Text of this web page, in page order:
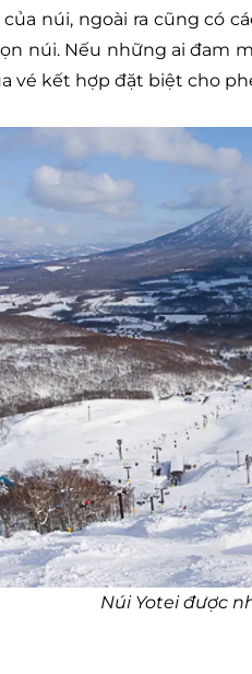
núi, ngoài ra cũng có
núi. Nếu những ai đam
vé kết hợp đặt biệt cho
Núi Yotei được